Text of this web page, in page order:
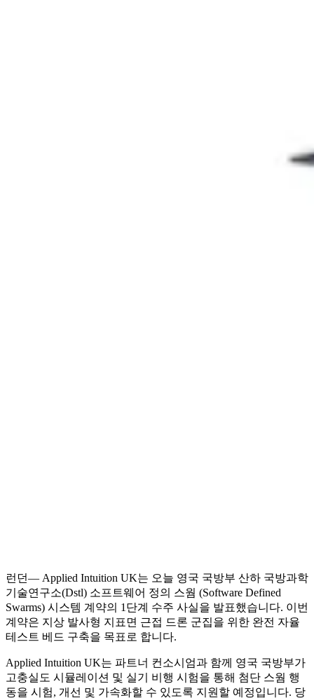
런던— Applied Intuition UK는 오늘 영국 국방부 산하 국방과학
기술연구소(Dstl) 소프트웨어 정의 스웜 (Software Defined
Swarms) 시스템 계약의 1단계 수주 사실을 발표했습니다. 이번
계약은 지상 발사형 지표면 근접 드론 군집을 위한 완전 자율
테스트 베드 구축을 목표로 합니다.
Applied Intuition UK는 파트너 컨소시엄과 함께 영국 국방부가
고충실도 시뮬레이션 및 실기 비행 시험을 통해 첨단 스웜 행
동을 시험, 개선 및 가속화할 수 있도록 지원할 예정입니다. 당